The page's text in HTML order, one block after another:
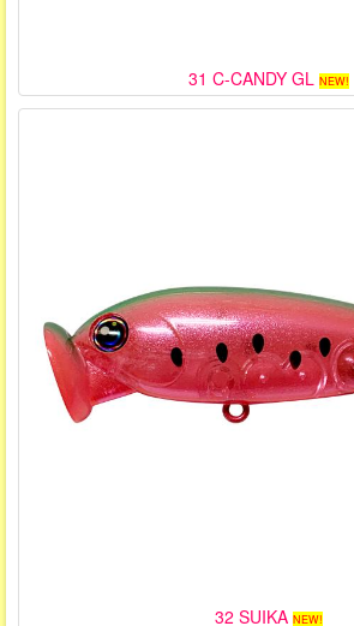
31 C-CANDY GL NEW!
32 SUIKA NEW!